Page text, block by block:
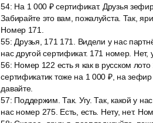
54: На 1 000 ₽ сертификат. Друзья
Забирайте это вам, пожалуйста. Так,
Номер 171.
55: Друзья, 171 171. Видели у нас
нас другой сертификат. 171 номер. Нет,
56: Номер 122 есть я как в русском
сертификатик тоже на 1 000 ₽, на
давайте.
57: Поддержим. Так. Угу. Так, какой у
нас номер 275. Есть, есть. Нету, нет.